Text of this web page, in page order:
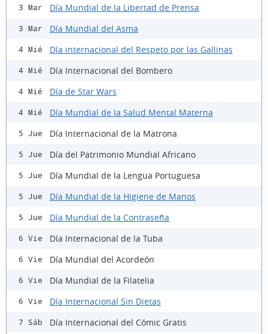
3 Mar Día Mundial de la Libertad de Prensa
3 Mar Día Mundial del Asma
4 Mié Día internacional del Respeto por las Gallinas
4 Mié Día Internacional del Bombero
4 Mié Día de Star Wars
4 Mié Día Mundial de la Salud Mental Materna
5 Jue Día Internacional de la Matrona
5 Jue Día del Patrimonio Mundial Africano
5 Jue Día Mundial de la Lengua Portuguesa
5 Jue Día Mundial de la Higiene de Manos
5 Jue Día Mundial de la Contraseña
6 Vie Día Internacional de la Tuba
6 Vie Día Mundial del Acordeón
6 Vie Día Mundial de la Filatelia
6 Vie Día Internacional Sin Dietas
7 Sáb Día Internacional del Cómic Gratis